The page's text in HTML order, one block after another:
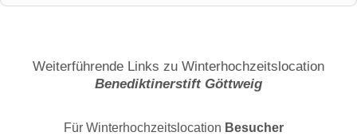
E-Mail-Adresse (wird nicht veröffentlicht)
Weiterführende Links zu Winterhochzeitslocation
Benediktinerstift Göttweig
Für Winterhochzeitslocation Besucher